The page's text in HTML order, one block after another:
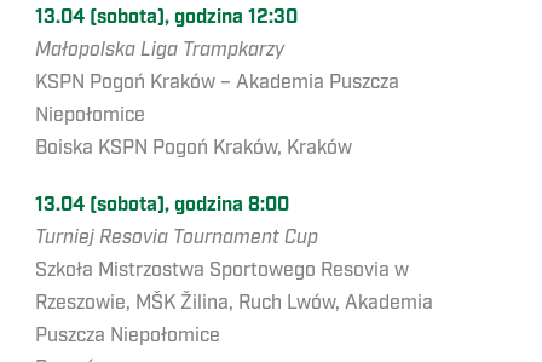
13.04 (sobota), godzina 12:30
Małopolska Liga Trampkarzy
KSPN Pogoń Kraków – Akademia Puszcza
Niepołomice
Boiska KSPN Pogoń Kraków, Kraków
13.04 (sobota), godzina 8:00
Turniej Resovia Tournament Cup
Szkoła Mistrzostwa Sportowego Resovia w
Rzeszowie, MŠK Žilina, Ruch Lwów, Akademia
Puszcza Niepołomice